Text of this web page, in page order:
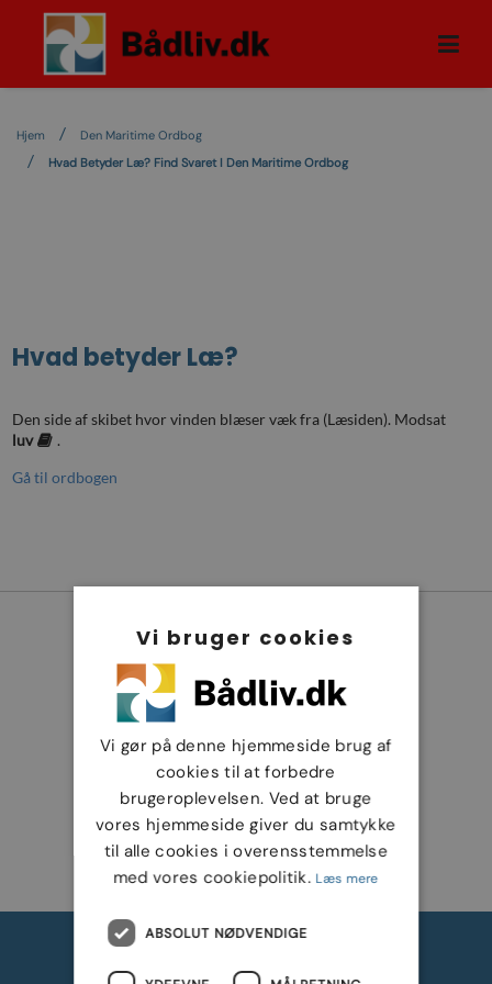
Hjem
Den Maritime Ordbog
Hvad Betyder Læ? Find Svaret I Den Maritime Ordbog
Hvad betyderLæ?
Den side af skibet hvor vinden blæser væk fra (Læsiden). Modsat
luv
.
Gå til ordbogen
Vi bruger cookies
Vi gør på denne hjemmeside brug af
cookies til at forbedre
brugeroplevelsen. Ved at bruge
vores hjemmeside giver du samtykke
til alle cookies i overensstemmelse
med vores cookiepolitik. Læs mere
ABSOLUT NØDVENDIGE